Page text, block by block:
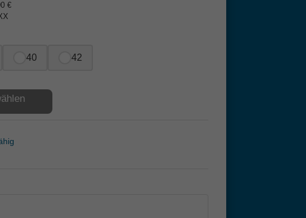
€
40 42